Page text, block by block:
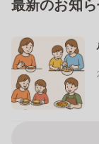
最新のお知